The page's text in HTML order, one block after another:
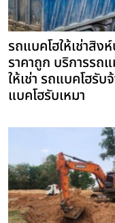
รถแบคโฮให้เช่าสิง
ราคาถูก บริการรถ
ให้เช่า รถแบคโฮรับ
แบคโฮรับเหมา